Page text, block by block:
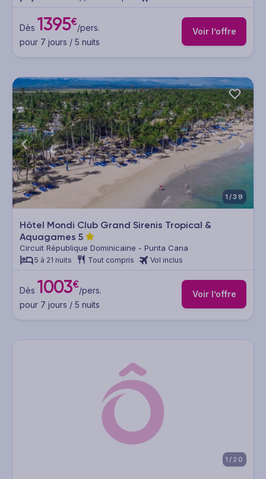
Dès 1395€/pers.
pour 7 jours / 5 nuits
Voir l’offre
1/39
Hôtel Mondi Club Grand Sirenis Tropical &
Aquagames 5
Circuit République Dominicaine - Punta Cana
5 à 21 nuits Tout compris Vol inclus
Dès 1003€/pers.
pour 7 jours / 5 nuits
Voir l’offre
1/20